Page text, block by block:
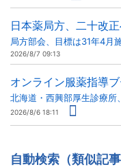
日本薬局方、二十改
局方部会、目標は31年4月
2026/8/7 09:13
オンライン服薬指導
北海道・西興部厚生診療所
2026/8/6 18:11
自動検索（類似記事